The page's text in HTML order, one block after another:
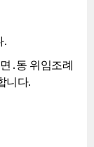
.
․동 위임조례
니다.